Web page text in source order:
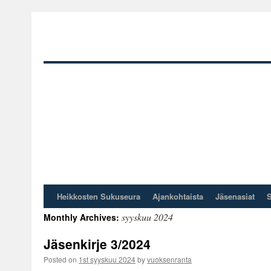
Skip
to
content
Heikkosten Sukuseura Ajankohtaista Jäsenasiat
Monthly Archives: syyskuu 2024
Jäsenkirje 3/2024
Posted on 1st syyskuu 2024byvuoksenranta